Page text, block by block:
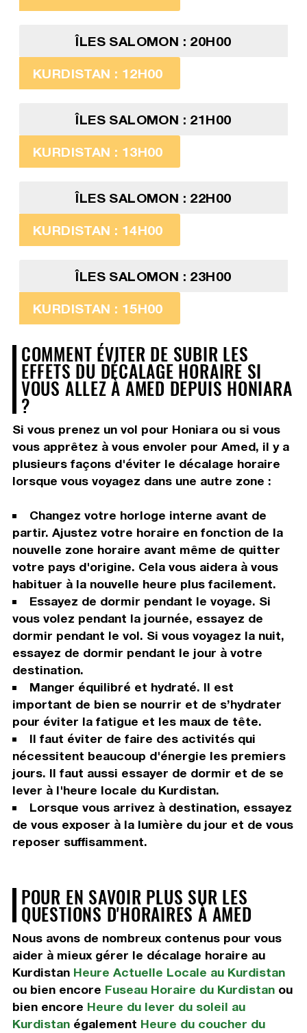
ÎLES SALOMON : 20H00
KURDISTAN : 12H00
ÎLES SALOMON : 21H00
KURDISTAN : 13H00
ÎLES SALOMON : 22H00
KURDISTAN : 14H00
ÎLES SALOMON : 23H00
KURDISTAN : 15H00
COMMENT ÉVITER DE SUBIR LES
EFFETS DU DÉCALAGE HORAIRE SI
VOUS ALLEZ À AMED DEPUIS HONIARA
?
Si vous prenez un vol pour Honiara ou si vous
vous apprêtez à vous envoler pour Amed, il y a
plusieurs façons d'éviter le décalage horaire
lorsque vous voyagez dans une autre zone :
Changez votre horloge interne avant de
partir. Ajustez votre horaire en fonction de la
nouvelle zone horaire avant même de quitter
votre pays d'origine. Cela vous aidera à vous
habituer à la nouvelle heure plus facilement.
Essayez de dormir pendant le voyage. Si
vous volez pendant la journée, essayez de
dormir pendant le vol. Si vous voyagez la nuit,
essayez de dormir pendant le jour à votre
destination.
Manger équilibré et hydraté. Il est
important de bien se nourrir et de s’hydrater
pour éviter la fatigue et les maux de tête.
Il faut éviter de faire des activités qui
nécessitent beaucoup d'énergie les premiers
jours. Il faut aussi essayer de dormir et de se
lever à l'heure locale du Kurdistan.
Lorsque vous arrivez à destination, essayez
de vous exposer à la lumière du jour et de vous
reposer suffisamment.
POUR EN SAVOIR PLUS SUR LES
QUESTIONS D'HORAIRES À AMED
Nous avons de nombreux contenus pour vous
aider à mieux gérer le décalage horaire au
Kurdistan Heure Actuelle Locale au Kurdistan
ou bien encore Fuseau Horaire du Kurdistanou
bien encore Heure du lever du soleil au
Kurdistanégalement Heure du coucher du